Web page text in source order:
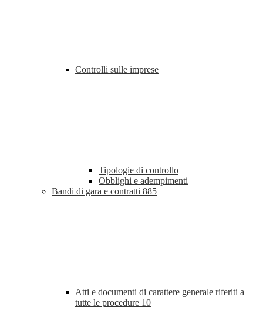
Controlli sulle imprese
Tipologie di controllo
Obblighi e adempimenti
Bandi di gara e contratti 885
Atti e documenti di carattere generale riferiti a
tutte le procedure 10